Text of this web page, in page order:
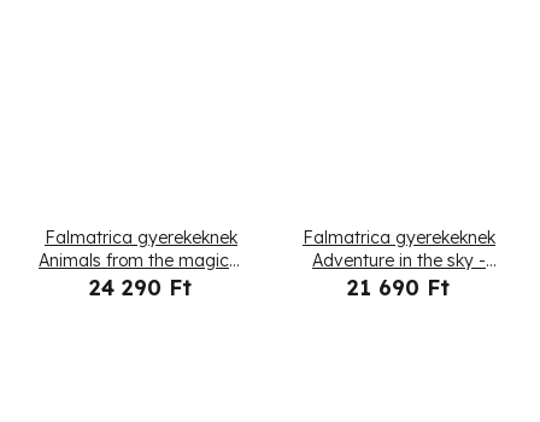
Falmatrica gyerekeknek
Animals from the magical
forest - nyuszi
24 290 Ft
Falmatrica gyerekeknek
Adventure in the sky -
macska holégballonban
21 690 Ft